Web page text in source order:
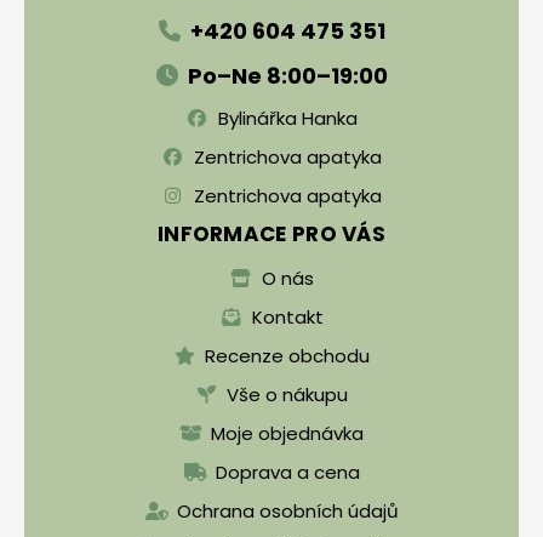
+420 604 475 351
Po–Ne 8:00–19:00
Bylinářka Hanka
Zentrichova apatyka
Zentrichova apatyka
INFORMACE PRO VÁS
O nás
Kontakt
Recenze obchodu
Vše o nákupu
Moje objednávka
Doprava a cena
Ochrana osobních údajů